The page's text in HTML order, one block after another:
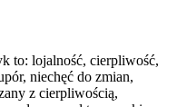
to: lojalność, cierpliwość,
niechęć do zmian,
z cierpliwością,